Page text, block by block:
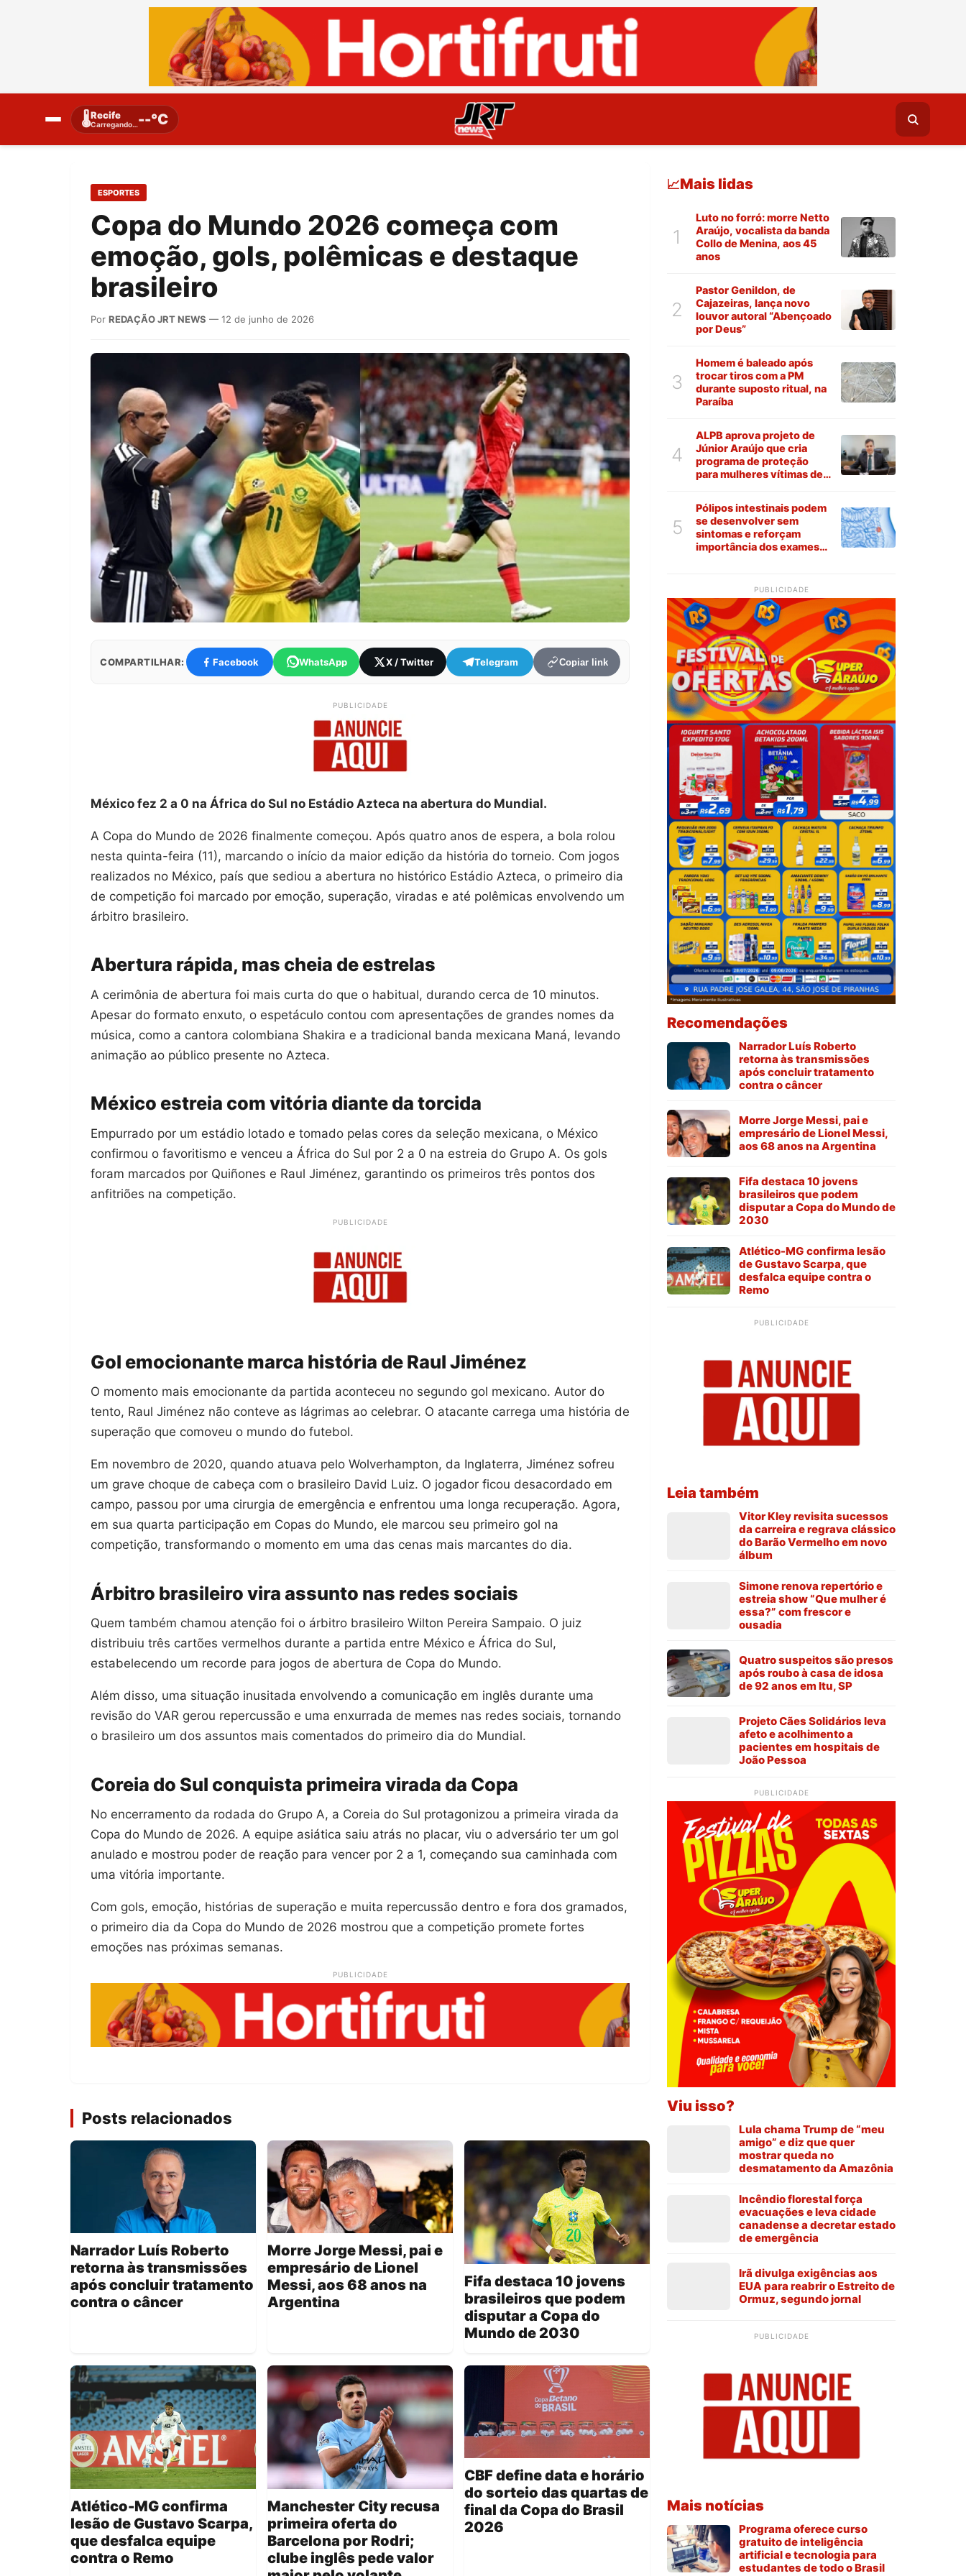
🌡️Recife
Carregando…--°C
ESPORTES
Copa do Mundo 2026 começa com
emoção, gols, polêmicas e destaque
brasileiro
Por REDAÇÃO JRT NEWS — 12 de junho de 2026
COMPARTILHAR: Facebook WhatsApp X / Twitter Telegram Copiar link
PUBLICIDADE
México fez 2 a 0 na África do Sul no Estádio Azteca na abertura do Mundial.
A Copa do Mundo de 2026 finalmente começou. Após quatro anos de espera, a bola rolou
nesta quinta-feira (11), marcando o início da maior edição da história do torneio. Com jogos
realizados no México, país que sediou a abertura no histórico Estádio Azteca, o primeiro dia
de competição foi marcado por emoção, superação, viradas e até polêmicas envolvendo um
árbitro brasileiro.
Abertura rápida, mas cheia de estrelas
A cerimônia de abertura foi mais curta do que o habitual, durando cerca de 10 minutos.
Apesar do formato enxuto, o espetáculo contou com apresentações de grandes nomes da
música, como a cantora colombiana Shakira e a tradicional banda mexicana Maná, levando
animação ao público presente no Azteca.
México estreia com vitória diante da torcida
Empurrado por um estádio lotado e tomado pelas cores da seleção mexicana, o México
confirmou o favoritismo e venceu a África do Sul por 2 a 0 na estreia do Grupo A. Os gols
foram marcados por Quiñones e Raul Jiménez, garantindo os primeiros três pontos dos
anfitriões na competição.
PUBLICIDADE
Gol emocionante marca história de Raul Jiménez
O momento mais emocionante da partida aconteceu no segundo gol mexicano. Autor do
tento, Raul Jiménez não conteve as lágrimas ao celebrar. O atacante carrega uma história de
superação que comoveu o mundo do futebol.
Em novembro de 2020, quando atuava pelo Wolverhampton, da Inglaterra, Jiménez sofreu
um grave choque de cabeça com o brasileiro David Luiz. O jogador ficou desacordado em
campo, passou por uma cirurgia de emergência e enfrentou uma longa recuperação. Agora,
em sua quarta participação em Copas do Mundo, ele marcou seu primeiro gol na
competição, transformando o momento em uma das cenas mais marcantes do dia.
Árbitro brasileiro vira assunto nas redes sociais
Quem também chamou atenção foi o árbitro brasileiro Wilton Pereira Sampaio. O juiz
distribuiu três cartões vermelhos durante a partida entre México e África do Sul,
estabelecendo um recorde para jogos de abertura de Copa do Mundo.
Além disso, uma situação inusitada envolvendo a comunicação em inglês durante uma
revisão do VAR gerou repercussão e uma enxurrada de memes nas redes sociais, tornando
o brasileiro um dos assuntos mais comentados do primeiro dia do Mundial.
Coreia do Sul conquista primeira virada da Copa
No encerramento da rodada do Grupo A, a Coreia do Sul protagonizou a primeira virada da
Copa do Mundo de 2026. A equipe asiática saiu atrás no placar, viu o adversário ter um gol
anulado e mostrou poder de reação para vencer por 2 a 1, começando sua caminhada com
uma vitória importante.
Com gols, emoção, histórias de superação e muita repercussão dentro e fora dos gramados,
o primeiro dia da Copa do Mundo de 2026 mostrou que a competição promete fortes
emoções nas próximas semanas.
PUBLICIDADE
Posts relacionados
Narrador Luís Roberto
retorna às transmissões
após concluir tratamento
contra o câncer
Morre Jorge Messi, pai e
empresário de Lionel
Messi, aos 68 anos na
Argentina
Fifa destaca 10 jovens
brasileiros que podem
disputar a Copa do
Mundo de 2030
Atlético-MG confirma
lesão de Gustavo Scarpa,
que desfalca equipe
contra o Remo
Manchester City recusa
primeira oferta do
Barcelona por Rodri;
clube inglês pede valor
CBF define data e horário
do sorteio das quartas de
final da Copa do Brasil
2026
📈Mais lidas
1
Luto no forró: morre Netto
Araújo, vocalista da banda
Collo de Menina, aos 45
anos
2
Pastor Genildon, de
Cajazeiras, lança novo
louvor autoral “Abençoado
por Deus”
3
Homem é baleado após
trocar tiros com a PM
durante suposto ritual, na
Paraíba
4
ALPB aprova projeto de
Júnior Araújo que cria
programa de proteção
para mulheres vítimas de
5
Pólipos intestinais podem
se desenvolver sem
sintomas e reforçam
importância dos exames
PUBLICIDADE
Recomendações
Narrador Luís Roberto
retorna às transmissões
após concluir tratamento
contra o câncer
Morre Jorge Messi, pai e
empresário de Lionel Messi,
aos 68 anos na Argentina
Fifa destaca 10 jovens
brasileiros que podem
disputar a Copa do Mundo de
2030
Atlético-MG confirma lesão
de Gustavo Scarpa, que
desfalca equipe contra o
Remo
PUBLICIDADE
Leia também
Vitor Kley revisita sucessos
da carreira e regrava clássico
do Barão Vermelho em novo
álbum
Simone renova repertório e
estreia show “Que mulher é
essa?” com frescor e
ousadia
Quatro suspeitos são presos
após roubo à casa de idosa
de 92 anos em Itu, SP
Projeto Cães Solidários leva
afeto e acolhimento a
pacientes em hospitais de
João Pessoa
PUBLICIDADE
Viu isso?
Lula chama Trump de “meu
amigo” e diz que quer
mostrar queda no
desmatamento da Amazônia
Incêndio florestal força
evacuações e leva cidade
canadense a decretar estado
de emergência
Irã divulga exigências aos
EUA para reabrir o Estreito de
Ormuz, segundo jornal
PUBLICIDADE
Mais notícias
Programa oferece curso
gratuito de inteligência
artificial e tecnologia para
estudantes de todo o Brasil